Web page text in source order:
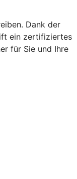
Dank der
ein zertifiziertes
für Sie und Ihre